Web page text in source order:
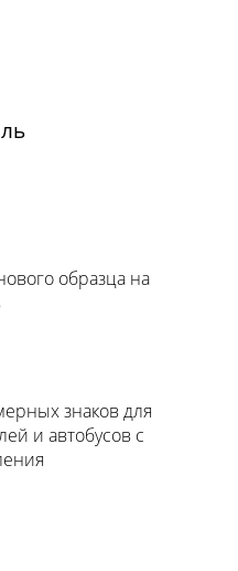
знаков для
и автобусов с